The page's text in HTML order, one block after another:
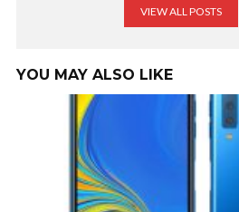
VIEW ALL POSTS
YOU MAY ALSO LIKE